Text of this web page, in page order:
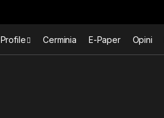
Profile Cerminia E-Paper Opini